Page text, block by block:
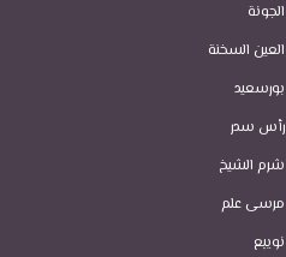
الجونة
العين السخنة
بورسعيد
رأس سدر
شرم الشيخ
مرسى علم
نويبع